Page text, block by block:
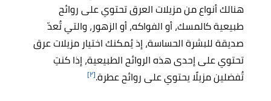
هنالك أنواع من مزيلات العرق تحتوي على روائح
طبيعية كالمسك، أو الفواكه، أو الزهور، والتي تُعدّ
صديقة للبشرة الحساسة، إذ يُمكنك اختيار مزيلات عرق
تحتوي على إحدى هذه الروائح الطبيعية، إذا كنتِ
تُفضلين مزيلًا يحتوي على روائح عطرة.[٢]